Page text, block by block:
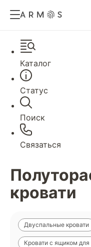
Каталог
Статус
Поиск
Связаться
кровати
Двуспальные кровати
Кровати с ящиком для